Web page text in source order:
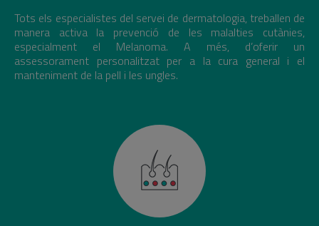
Tots els especialistes del servei de dermatologia, treballen de
manera activa la prevenció de les malalties cutànies,
especialment el Melanoma. A més, d’oferir un
assessorament personalitzat per a la cura general i el
manteniment de la pell i les ungles.